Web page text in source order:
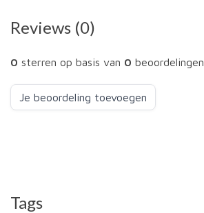
Reviews (0)
0 sterren op basis van 0 beoordelingen
Je beoordeling toevoegen
Tags